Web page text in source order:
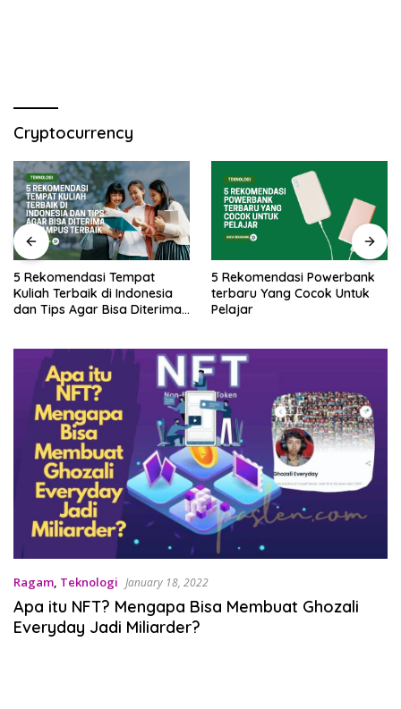
Cryptocurrency
5 Rekomendasi Tempat
Kuliah Terbaik di Indonesia
dan Tips Agar Bisa Diterima
5 Rekomendasi Powerbank
terbaru Yang Cocok Untuk
Pelajar
Ragam, Teknologi January 18, 2022
Apa itu NFT? Mengapa Bisa Membuat Ghozali
Everyday Jadi Miliarder?